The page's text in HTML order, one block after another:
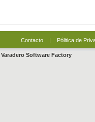
Contacto| Pólitica de
Varadero Software Factory